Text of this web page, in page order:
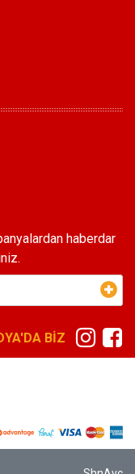
haberdar
BİZ